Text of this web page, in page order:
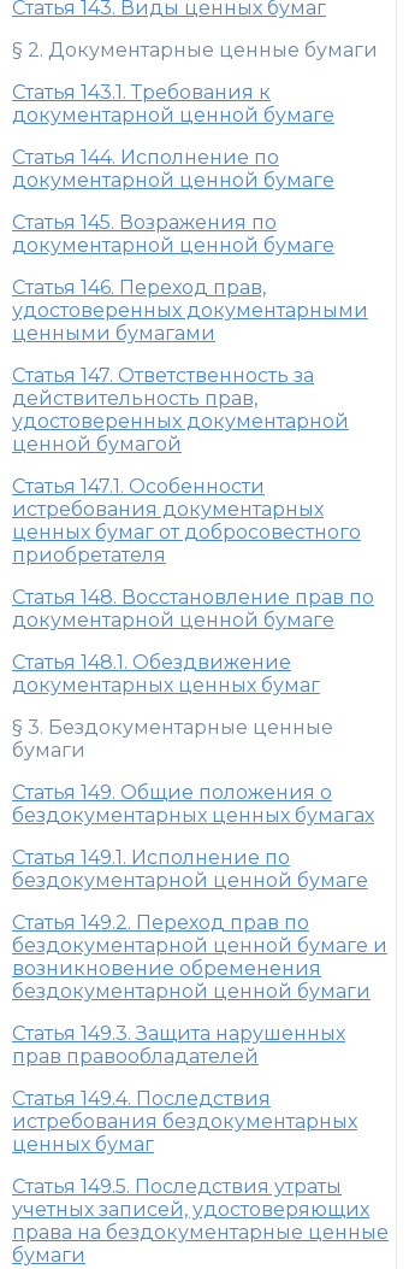
Статья 143. Виды ценных бумаг
§ 2. Документарные ценные бумаги
Статья 143.1. Требования к
документарной ценной бумаге
Статья 144. Исполнение по
документарной ценной бумаге
Статья 145. Возражения по
документарной ценной бумаге
Статья 146. Переход прав,
удостоверенных документарными
ценными бумагами
Статья 147. Ответственность за
действительность прав,
удостоверенных документарной
ценной бумагой
Статья 147.1. Особенности
истребования документарных
ценных бумаг от добросовестного
приобретателя
Статья 148. Восстановление прав по
документарной ценной бумаге
Статья 148.1. Обездвижение
документарных ценных бумаг
§ 3. Бездокументарные ценные
бумаги
Статья 149. Общие положения о
бездокументарных ценных бумагах
Статья 149.1. Исполнение по
бездокументарной ценной бумаге
Статья 149.2. Переход прав по
бездокументарной ценной бумаге и
возникновение обременения
бездокументарной ценной бумаги
Статья 149.3. Защита нарушенных
прав правообладателей
Статья 149.4. Последствия
истребования бездокументарных
ценных бумаг
Статья 149.5. Последствия утраты
учетных записей, удостоверяющих
права на бездокументарные ценные
бумаги